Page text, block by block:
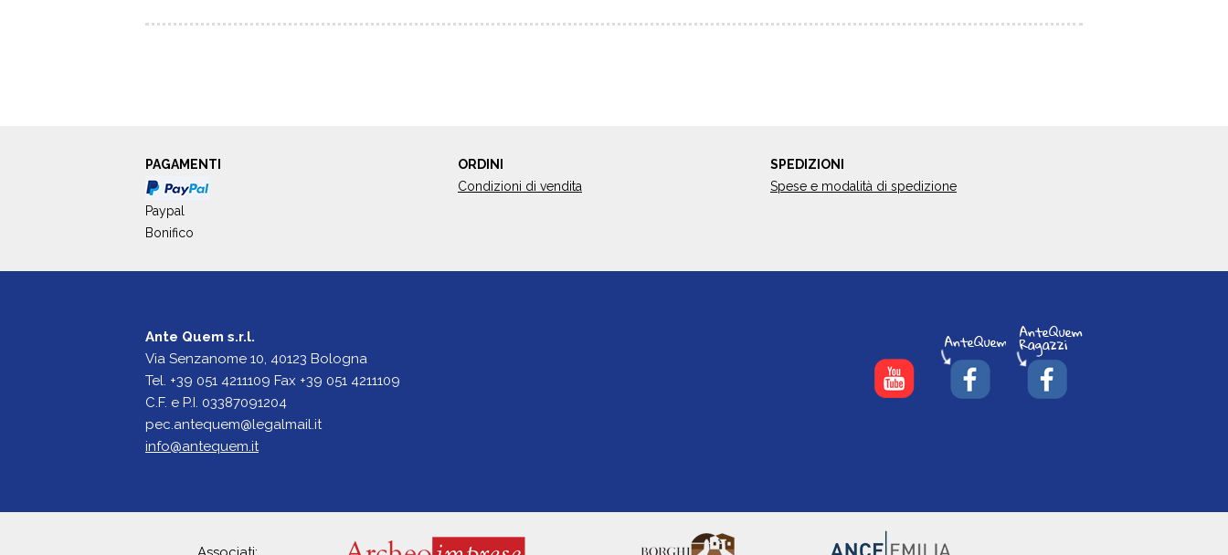
PAGAMENTI
Paypal
Bonifico
ORDINI
Condizioni di vendita
SPEDIZIONI
Spese e modalità di spedizione
Ante Quem s.r.l.
Via Senzanome 10, 40123 Bologna
Tel. +39 051 4211109 Fax +39 051 4211109
C.F. e P.I. 03387091204
pec.antequem@legalmail.it
info@antequem.it